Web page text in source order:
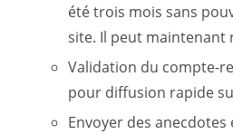
été trois mois sans
site. Il peut maintenant
Validation du compte-
pour diffusion rapide
Envoyer des